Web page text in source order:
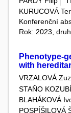
KURUCOVÁ
Konferenční
Rok: 2023,
Phenotype-
with
VRZALOVÁ
STAŇO
BLAHÁKOVÁ
POSPÍŠILOVÁ